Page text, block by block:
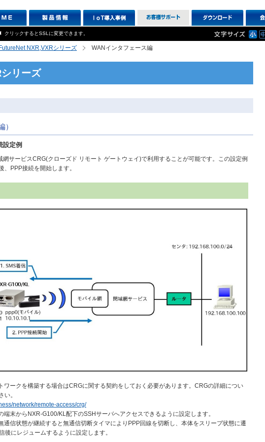
クリックするとSSLに変更できます。
FutureNet NXR,VXRシリーズ WANインタフェース編
リーズ
）
設定例
サービスCRG(クローズド リモート ゲートウェイ)で利用することが可能です。この設定例
PPP接続を開始します。
ワークを構築する場合はCRGに関する契約をしておく必要があります。CRGの詳細につい
い。
network/remote-access/crg/
端末からNXR-G100/KL配下のSSHサーバへアクセスできるように設定します。
通信状態が継続すると無通信切断タイマによりPPP回線を切断し、本体をスリープ状態に遷
後にレジュームするように設定します。